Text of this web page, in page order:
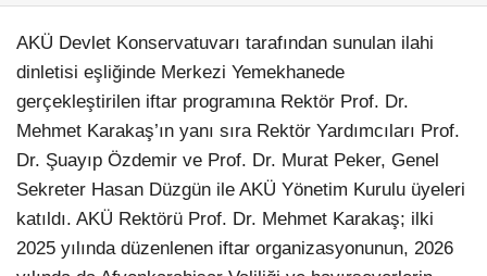
AKÜ Devlet Konservatuvarı tarafından sunulan ilahi
dinletisi eşliğinde Merkezi Yemekhanede
gerçekleştirilen iftar programına Rektör Prof. Dr.
Mehmet Karakaş’ın yanı sıra Rektör Yardımcıları Prof.
Dr. Şuayıp Özdemir ve Prof. Dr. Murat Peker, Genel
Sekreter Hasan Düzgün ile AKÜ Yönetim Kurulu üyeleri
katıldı. AKÜ Rektörü Prof. Dr. Mehmet Karakaş; ilki
2025 yılında düzenlenen iftar organizasyonunun, 2026